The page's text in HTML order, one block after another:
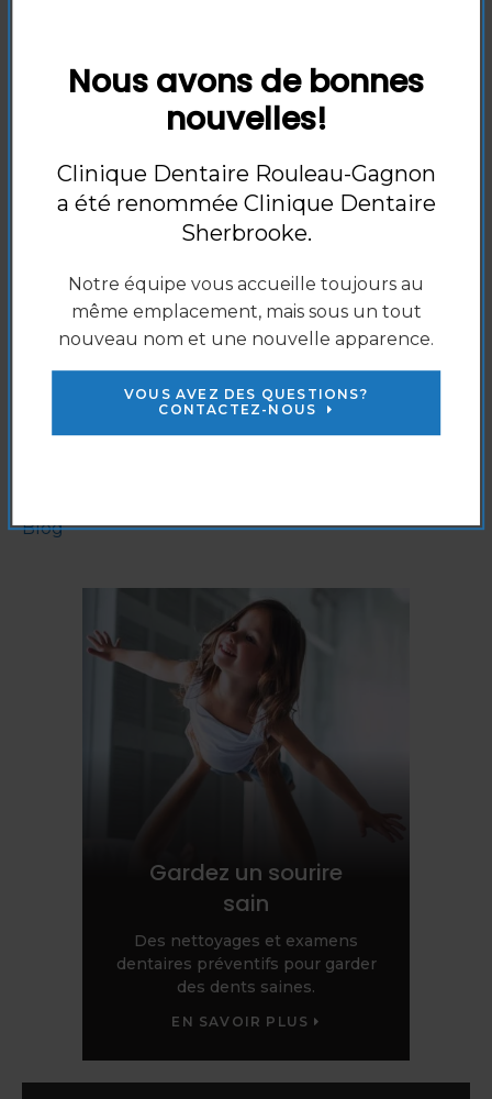
la solution de blanchiment afin de retoucher votre
sourire tous les 6 mois environ.
cabinet et à domicile de laClinique
Dentaire Sherbrooke sont des moyens
sûrs et efficaces pour un sourire éclatant.
dès aujourd'hui pour prendre rendez-
vous.
Blog
Gardez un sourire
sain
Des nettoyages et examens
dentaires préventifs pour garder
des dents saines.
EN SAVOIR PLUS
Nous avons de bonnes
nouvelles!
Clinique Dentaire Rouleau-Gagnon
a été renommée Clinique Dentaire
Sherbrooke.
Notre équipe vous accueille toujours au
même emplacement, mais sous un tout
nouveau nom et une nouvelle apparence.
VOUS AVEZ DES QUESTIONS?
CONTACTEZ-NOUS